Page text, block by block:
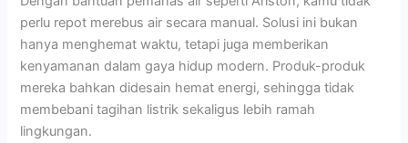
perlu repot merebus air secara manual. Solusi ini bukan
hanya menghemat waktu, tetapi juga memberikan
kenyamanan dalam gaya hidup modern. Produk-produk
mereka bahkan didesain hemat energi, sehingga tidak
membebani tagihan listrik sekaligus lebih ramah
lingkungan.